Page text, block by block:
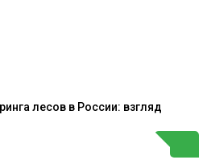
лесов в России: взгляд